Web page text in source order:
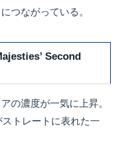
つながっている。
Second
の濃度が一気に上昇。
トレートに表れた一